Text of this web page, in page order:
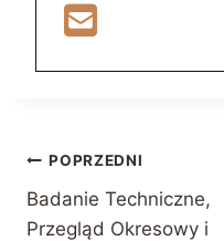
Nawigacja
wpisu
POPRZEDNI
Badanie Techniczne,
Przegląd Okresowy i